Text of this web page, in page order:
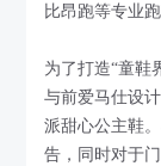
比昂跑等专业
为了打造“童鞋
与前爱马仕设
派甜心公主鞋
告，同时对于